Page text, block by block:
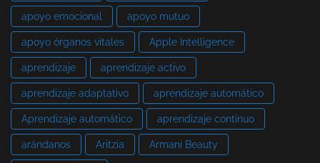
apoyo emocional apoyo mutuo
apoyo órganos vitales Apple Intelligence
aprendizaje aprendizaje activo
aprendizaje adaptativo aprendizaje automático
Aprendizaje automático aprendizaje continuo
arándanos Aritzia Armani Beauty